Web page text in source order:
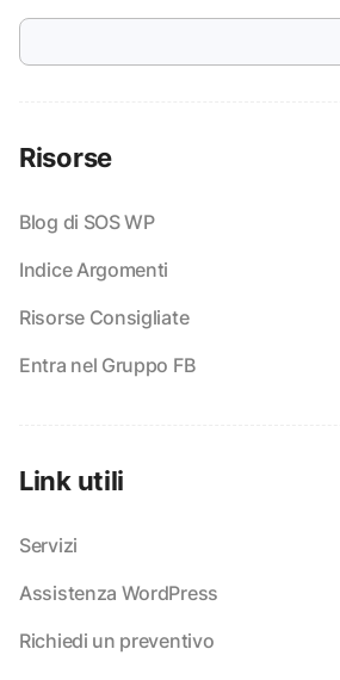
Risorse
Blog di SOS WP
Indice Argomenti
Risorse Consigliate
Entra nel Gruppo FB
Link utili
Servizi
Assistenza WordPress
Richiedi un preventivo